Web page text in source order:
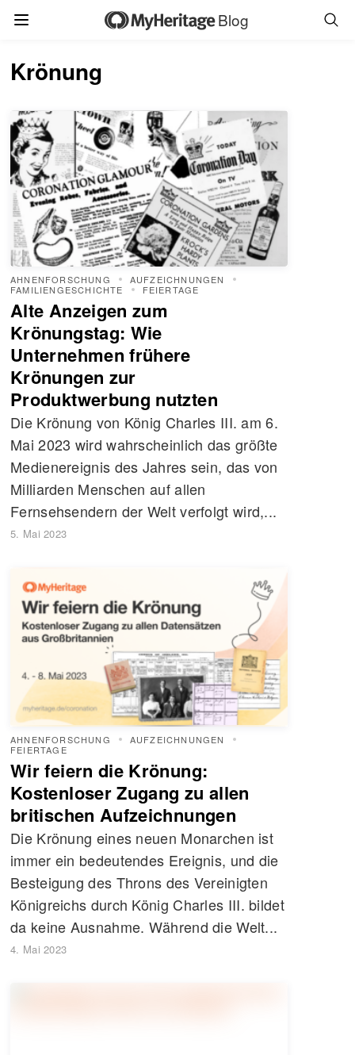
Blog
Krönung
AHNENFORSCHUNG
AUFZEICHNUNGEN
FAMILIENGESCHICHTE
FEIERTAGE
Alte Anzeigen zum
Krönungstag: Wie
Unternehmen frühere
Krönungen zur
Produktwerbung nutzten
Die Krönung von König Charles III. am 6.
Mai 2023 wird wahrscheinlich das größte
Medienereignis des Jahres sein, das von
Milliarden Menschen auf allen
Fernsehsendern der Welt verfolgt wird,...
5. Mai 2023
AHNENFORSCHUNG
AUFZEICHNUNGEN
FEIERTAGE
Wir feiern die Krönung:
Kostenloser Zugang zu allen
britischen Aufzeichnungen
Die Krönung eines neuen Monarchen ist
immer ein bedeutendes Ereignis, und die
Besteigung des Throns des Vereinigten
Königreichs durch König Charles III. bildet
da keine Ausnahme. Während die Welt...
4. Mai 2023